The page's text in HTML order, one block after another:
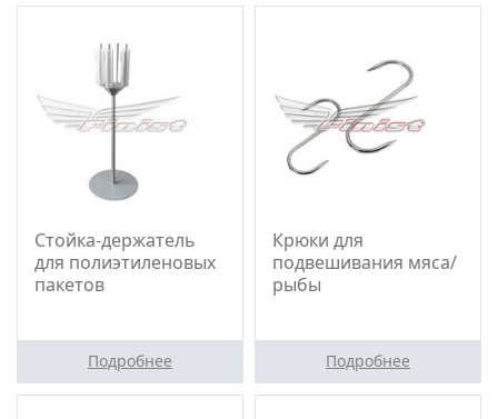
Стойка-держатель
для полиэтиленовых
пакетов
Подробнее
Крюки для
подвешивания мяса/
рыбы
Подробнее